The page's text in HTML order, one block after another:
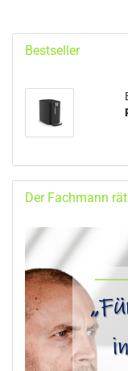
Bestseller
Der Fachmann rät